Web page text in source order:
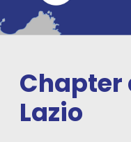
Chapter
Lazio